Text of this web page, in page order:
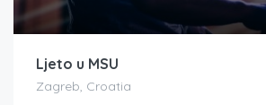
Ljeto u MSU
Zagreb, Croatia